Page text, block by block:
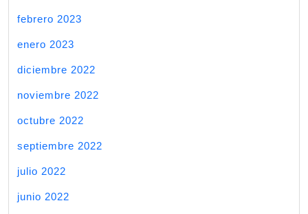
febrero 2023
enero 2023
diciembre 2022
noviembre 2022
octubre 2022
septiembre 2022
julio 2022
junio 2022